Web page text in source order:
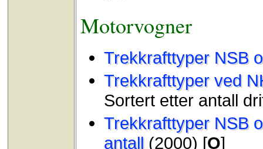
Motorvogner
Trekkrafttyper NSB
Trekkrafttyper ved
Sortert etter antall
Trekkrafttyper NSB
antall(2000) [O]